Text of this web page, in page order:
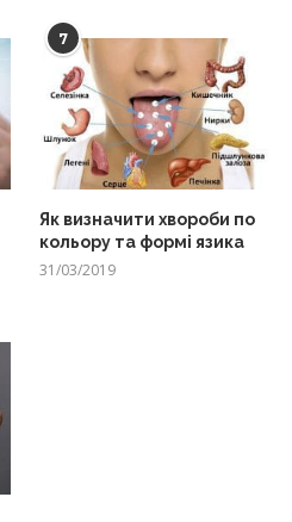
7
Як визначити хвороби по
кольору та формі язика
31/03/2019